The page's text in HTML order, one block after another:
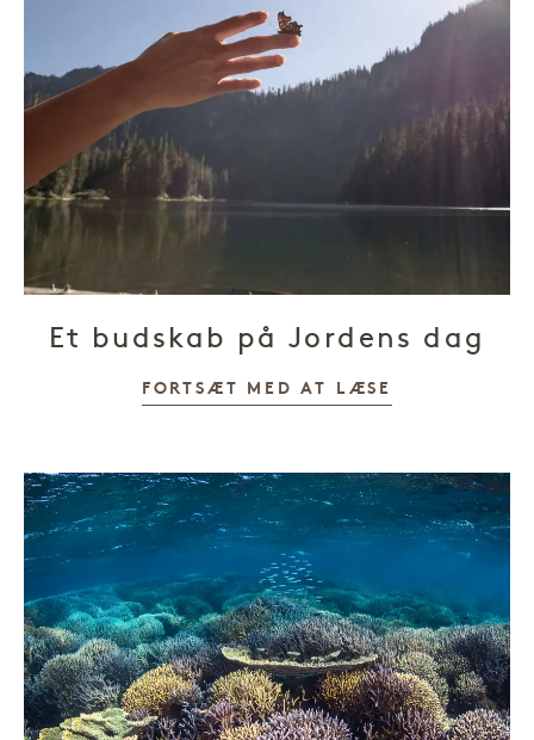
Et budskab på Jordens dag
FORTSÆT MED AT LÆSE